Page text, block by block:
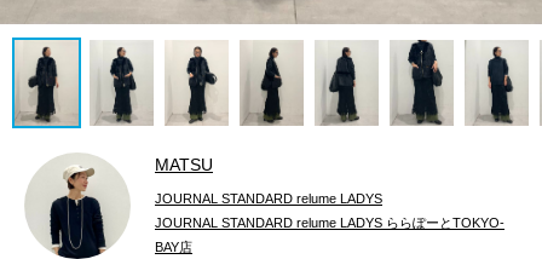
MATSU
JOURNAL STANDARD relume LADYS
JOURNAL STANDARD relume LADYS ららぽーとTOKYO-
BAY店